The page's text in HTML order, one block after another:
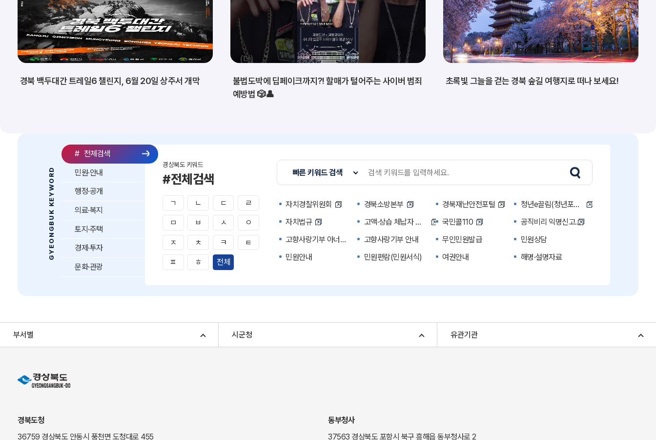
경북 백두대간 트레일6 챌린지, 6월 20일 상주서 개막
불법도박에 딥페이크까지?! 할매가 털어주는 사이버 범죄
예방법 🎲👤
초록빛 그늘을 걷는 경북 숲길 여행지로 떠나 보세요!
GYEONGBUK KEYWORD
# 전체검색
경상북도 키워드
#전체검색
ㄱ ㄴ ㄷ ㄹ
ㅁ ㅂ ㅅ ㅇ
ㅈ ㅊ ㅋ ㅌ
ㅍ ㅎ 전체
빠른 키워드 검색
자치경찰위원회 경북소방본부 경북재난안전포털
청년e끌림(청년포털)
자치법규
고액·상습 체납자 명단 국민콜110
공직비리 익명신고
고향사랑기부 아너스 클럽
고향사랑기부 안내 무인민원발급
민원상담
민원안내
민원편람(민원서식) 여권안내
해명·설명자료
귀농귀촌종합지원센터
부동산중개보수 안내 조상 땅 찾기
토지이용계획
경북e맛(음식정보)
도립예술단 공연소개 동락관
민원·안내
행정·공개
의료·복지
토지·주택
경제·투자
문화·관광
부서별 시군청 유관기관
경북도청
36759 경상북도 안동시 풍천면 도청대로 455
동부청사
37563 경상북도 포항시 북구 흥해읍 동부청사로 2